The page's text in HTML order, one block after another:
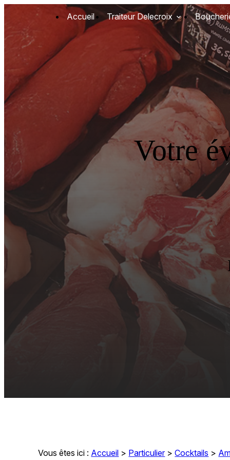
Accueil Traiteur Delecroix
Votre
Vous êtes ici : Accueil > Particulier>Cocktails >
Panneau de gestion des cookies